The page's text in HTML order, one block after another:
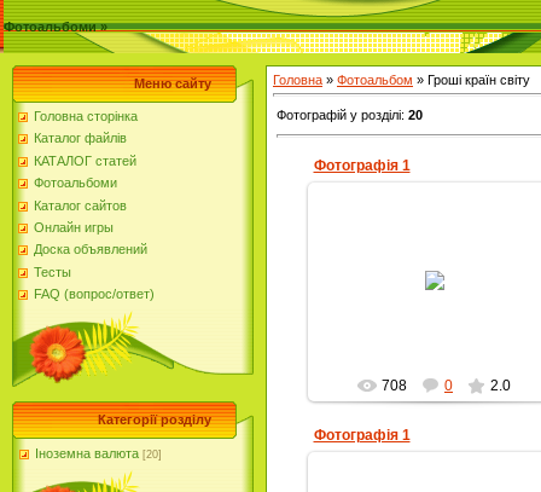
Фотоальбоми »
Меню сайту
Головна сторінка
Каталог файлів
КАТАЛОГ статей
Фотоальбоми
Каталог сайтов
Онлайн игры
Доска объявлений
Тесты
FAQ (вопрос/ответ)
Категорії розділу
Іноземна валюта [20]
Головна » Фотоальбом » Гроші країн світу
Фотографій у розділі: 20
Фотографія 1
708 0 2.0
Фотографія 1